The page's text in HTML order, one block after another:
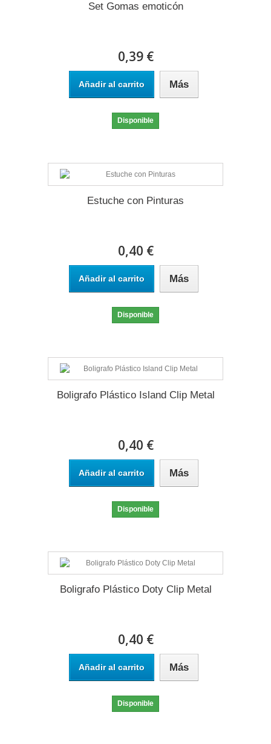
Set Gomas emoticón
0,39 €
Añadir al carrito Más
Disponible
Estuche con Pinturas
0,40 €
Añadir al carrito Más
Disponible
Boligrafo Plástico Island Clip Metal
0,40 €
Añadir al carrito Más
Disponible
Boligrafo Plástico Doty Clip Metal
0,40 €
Añadir al carrito Más
Disponible